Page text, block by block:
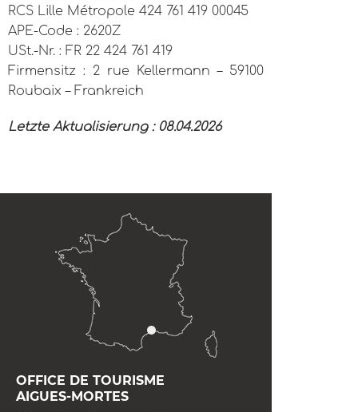
RCS Lille Métropole 424 761 419 00045
APE-Code : 2620Z
USt.-Nr. : FR 22 424 761 419
Firmensitz : 2 rue Kellermann – 59100
Roubaix – Frankreich
Letzte Aktualisierung : 08.04.2026
OFFICE DE TOURISME
AIGUES-MORTES